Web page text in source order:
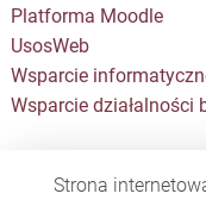
Platforma Moodle
UsosWeb
Wsparcie
Wsparcie działalności
Strona